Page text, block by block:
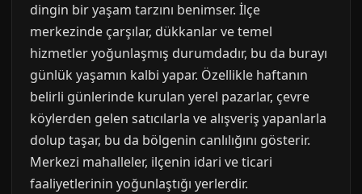
dingin bir yaşam tarzını benimser. İlçe
merkezinde çarşılar, dükkanlar ve temel
hizmetler yoğunlaşmış durumdadır, bu da burayı
günlük yaşamın kalbi yapar. Özellikle haftanın
belirli günlerinde kurulan yerel pazarlar, çevre
köylerden gelen satıcılarla ve alışveriş yapanlarla
dolup taşar, bu da bölgenin canlılığını gösterir.
Merkezi mahalleler, ilçenin idari ve ticari
faaliyetlerinin yoğunlaştığı yerlerdir.